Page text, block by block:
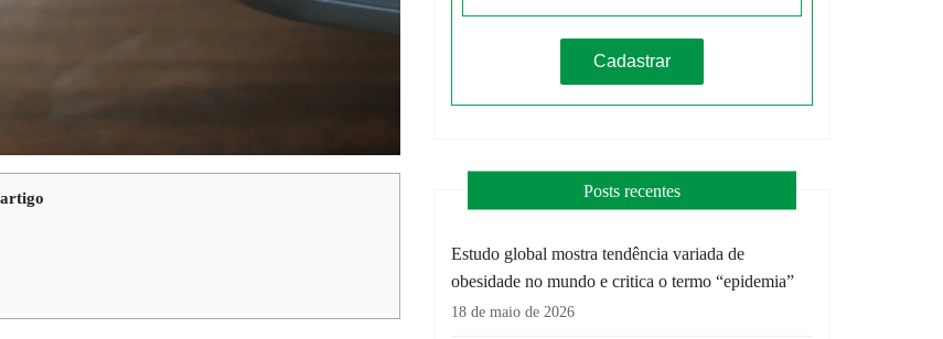
Posts recentes
Estudo global mostra tendência variada de
obesidade no mundo e critica o termo “epidemia”
18 de maio de 2026